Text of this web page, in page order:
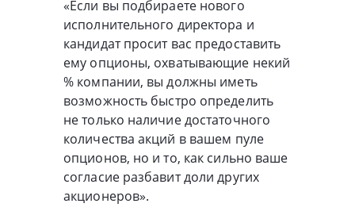
«Если вы подбираете нового
исполнительного директора и
кандидат просит вас предоставить
ему опционы, охватывающие некий
% компании, вы должны иметь
возможность быстро определить
не только наличие достаточного
количества акций в вашем пуле
опционов, но и то, как сильно ваше
согласие разбавит доли других
акционеров».